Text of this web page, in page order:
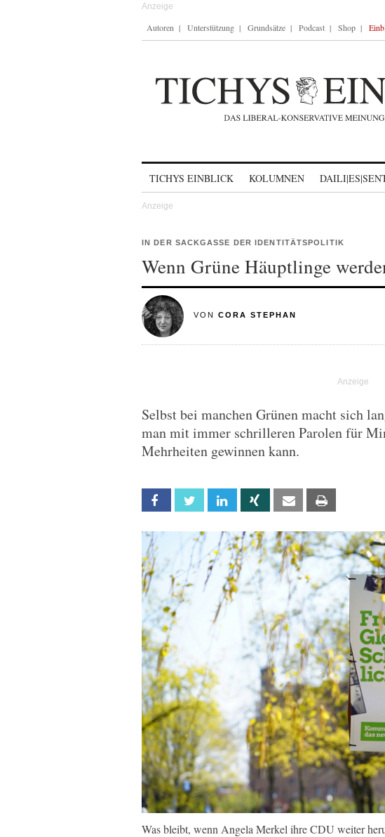
Autoren Unterstützung Grundsätze Podcast Shop
TICHYS EINBLICK KOLUMNEN
IN DER SACKGASSE DER IDENTITÄTSPOLITIK
Wenn Grüne Häuptlinge
VON CORA STEPHAN
Selbst bei manchen Grünen macht sich
man mit immer schrilleren Parolen für
Mehrheiten gewinnen kann.
Facebook Twitter Linkedin Xing Email
Was bleibt, wenn Angela Merkel ihre CDU weiter